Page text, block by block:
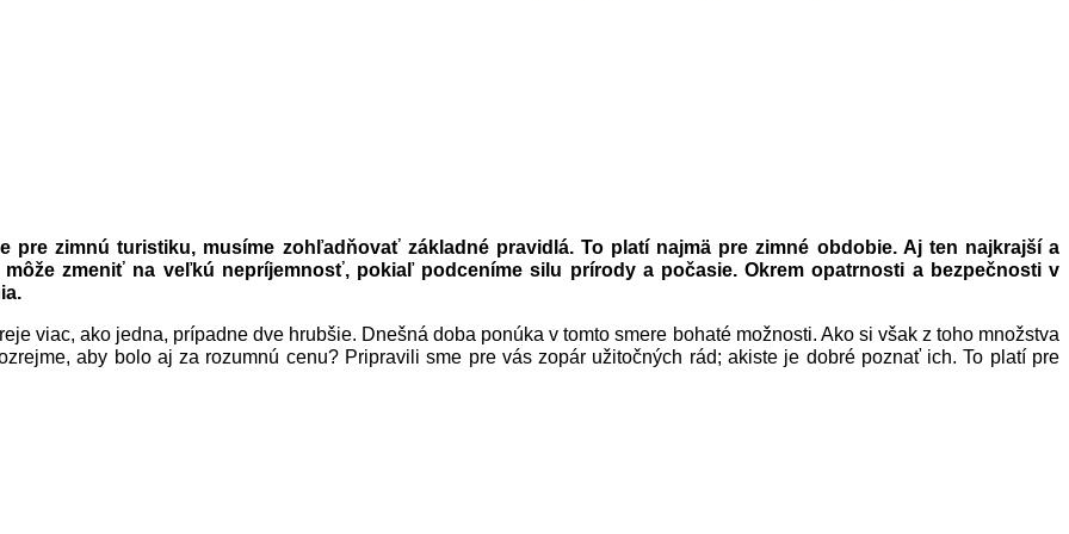
zimnú turistiku, musíme zohľadňovať základné pravidlá. To platí najmä pre zimné obdobie. Aj ten najkrajší a
zmeniť na veľkú nepríjemnosť, pokiaľ podceníme silu prírody a počasie. Okrem opatrnosti a bezpečnosti v
viac, ako jedna, prípadne dve hrubšie. Dnešná doba ponúka v tomto smere bohaté možnosti. Ako si však z toho množstva
aby bolo aj za rozumnú cenu? Pripravili sme pre vás zopár užitočných rád; akiste je dobré poznať ich. To platí pre